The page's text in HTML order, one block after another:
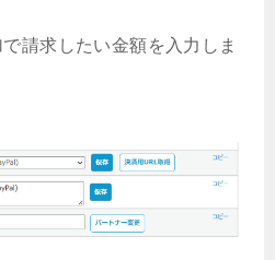
求したい金額を入力しま